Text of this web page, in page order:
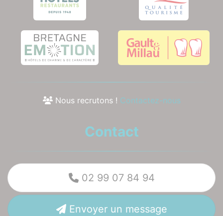
Nous recrutons ! Contactez-nous
Contact
02 99 07 84 94
Envoyer un message